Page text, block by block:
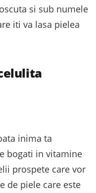
si sub numele
iti va lasa pielea
inima ta
bogati in vitamine
prospete care vor
de piele care este